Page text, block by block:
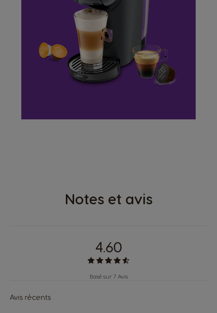
Notes et avis
4.60
Basé sur 7 Avis
Avis récents